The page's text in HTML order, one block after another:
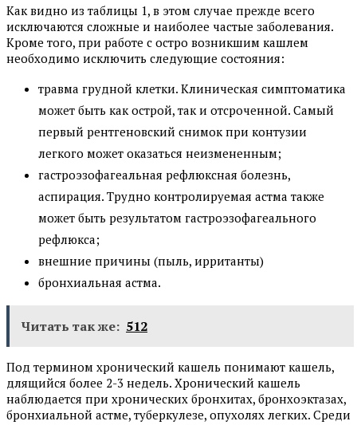
Как видно из таблицы 1, в этом случае прежде всего
исключаются сложные и наиболее частые заболевания.
Кроме того, при работе с остро возникшим кашлем
необходимо исключить следующие состояния:
травма грудной клетки. Клиническая симптоматика
может быть как острой, так и отсроченной. Самый
первый рентгеновский снимок при контузии
легкого может оказаться неизмененным;
гастроэзофагеальная рефлюксная болезнь,
аспирация. Трудно контролируемая астма также
может быть результатом гастроэзофагеального
рефлюкса;
внешние причины (пыль, ирританты)
бронхиальная астма.
Читать так же: 512
Под термином хронический кашель понимают кашель,
длящийся более 2-3 недель. Хронический кашель
наблюдается при хронических бронхитах, бронхоэктазах,
бронхиальной астме, туберкулезе, опухолях легких. Среди